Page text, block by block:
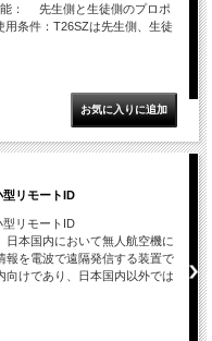
能： 先生側と生徒側のプロポ
用条件：T26SZは先生側、生徒
リモートID
リモートID
本国内において無人航空機に
報を電波で遠隔発信する装置で
向けであり、日本国内以外では